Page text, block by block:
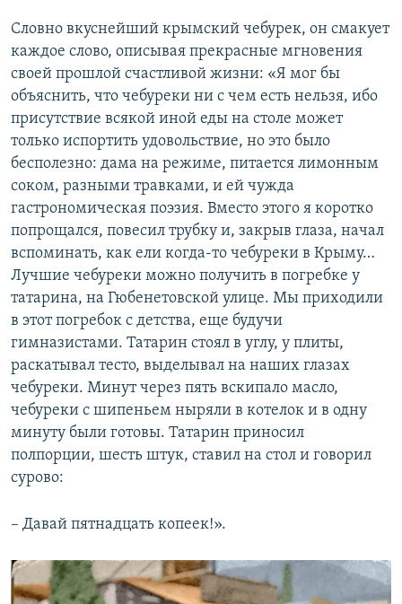
Словно вкуснейший крымский чебурек, он смакует
каждое слово, описывая прекрасные мгновения
своей прошлой счастливой жизни: «Я мог бы
объяснить, что чебуреки ни с чем есть нельзя, ибо
присутствие всякой иной еды на столе может
только испортить удовольствие, но это было
бесполезно: дама на режиме, питается лимонным
соком, разными травками, и ей чужда
гастрономическая поэзия. Вместо этого я коротко
попрощался, повесил трубку и, закрыв глаза, начал
вспоминать, как ели когда-то чебуреки в Крыму…
Лучшие чебуреки можно получить в погребке у
татарина, на Гюбенетовской улице. Мы приходили
в этот погребок с детства, еще будучи
гимназистами. Татарин стоял в углу, у плиты,
раскатывал тесто, выделывал на наших глазах
чебуреки. Минут через пять вскипало масло,
чебуреки с шипеньем ныряли в котелок и в одну
минуту были готовы. Татарин приносил
полпорции, шесть штук, ставил на стол и говорил
сурово:
– Давай пятнадцать копеек!».